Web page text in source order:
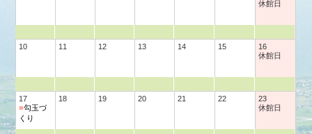
休館日
10 11 12 13 14 15
16
休館日
17
■勾玉づ
くり
18 19 20 21 22
23
休館日